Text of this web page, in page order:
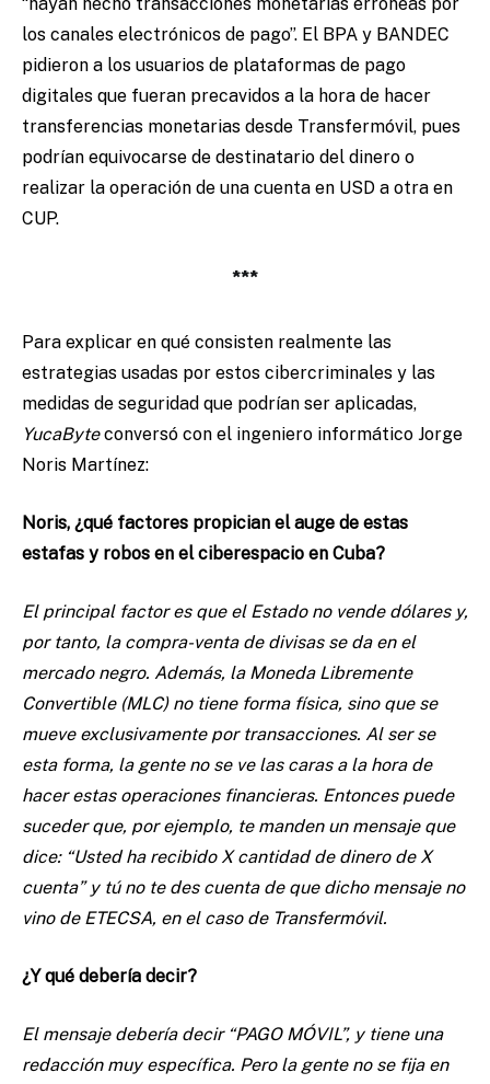
los canales electrónicos de pago”. El BPA y BANDEC
pidieron a los usuarios de plataformas de pago
digitales que fueran precavidos a la hora de hacer
transferencias monetarias desde Transfermóvil, pues
podrían equivocarse de destinatario del dinero o
realizar la operación de una cuenta en USD a otra en
CUP.
***
Para explicar en qué consisten realmente las
estrategias usadas por estos cibercriminales y las
medidas de seguridad que podrían ser aplicadas,
YucaByteconversó con el ingeniero informático Jorge
Noris Martínez:
Noris, ¿qué factores propician el auge de estas
estafas y robos en el ciberespacio en Cuba?
El principal factor es que el Estado no vende dólares y,
por tanto, la compra-venta de divisas se da en el
mercado negro. Además, la Moneda Libremente
Convertible (MLC) no tiene forma física, sino que se
mueve exclusivamente por transacciones. Al ser se
esta forma, la gente no se ve las caras a la hora de
hacer estas operaciones financieras. Entonces puede
suceder que, por ejemplo, te manden un mensaje que
dice: “Usted ha recibido X cantidad de dinero de X
cuenta” y tú no te des cuenta de que dicho mensaje no
vino de ETECSA, en el caso de Transfermóvil.
¿Y qué debería decir?
El mensaje debería decir “PAGO MÓVIL”, y tiene una
redacción muy específica. Pero la gente no se fija en